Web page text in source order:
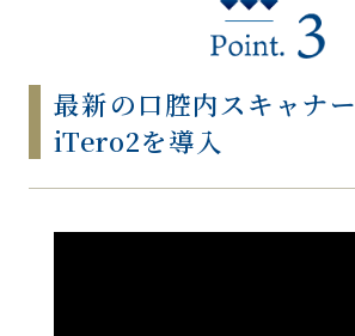
最新の口腔内スキャナー
iTero2を導入